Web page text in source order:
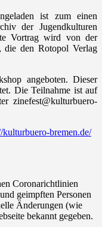
ist zum einen
der Jugendkulturen
Vortrag wird von der
die den Rotopol Verlag
angeboten. Dieser
Die Teilnahme ist auf
zinefest@kulturbuero-
kulturbuero-bremen.de/
Coronarichtlinien
geimpften Personen
Änderungen (wie
bekannt gegeben.